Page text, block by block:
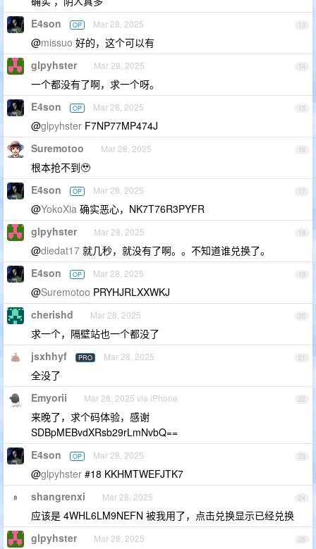
13
E4son OP Mar 28, 2025
@missuo 好的，这个可以有
14
glpyhster Mar 28, 2025
一个都没有了啊，求一个呀。
15
E4son OP Mar 28, 2025
@glpyhster F7NP77MP474J
16
Suremotoo Mar 28, 2025
根本抢不到🥹
17
E4son OP Mar 28, 2025
@YokoXia 确实恶心，NK7T76R3PYFR
18
glpyhster Mar 28, 2025
@diedat17 就几秒，就没有了啊。。不知道谁兑换了。
19
E4son OP Mar 28, 2025
@Suremotoo PRYHJRLXXWKJ
20
cherishd Mar 28, 2025
求一个，隔壁站也一个都没了
21
jsxhhyf PRO Mar 28, 2025
全没了
22
Emyorii Mar 28, 2025 via iPhone
来晚了，求个码体验，感谢
SDBpMEBvdXRsb29rLmNvbQ==
23
E4son OP Mar 28, 2025
@glpyhster #18 KKHMTWEFJTK7
24
shangrenxi Mar 28, 2025
应该是 4WHL6LM9NEFN 被我用了，点击兑换显示已经兑换
25
glpyhster Mar 28, 2025